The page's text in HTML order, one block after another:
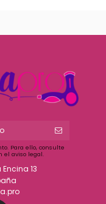
Para ello, consulte
el aviso legal.
13